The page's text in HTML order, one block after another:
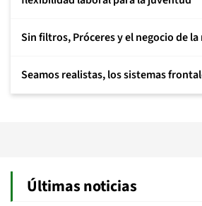
Sin filtros, Próceres y el negocio de la
Seamos realistas, los sistemas
Últimas noticias